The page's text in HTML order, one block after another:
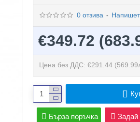
0 отзива -
€349.72
Цена без ДДС: €291.44
Бърза поръчка Задай